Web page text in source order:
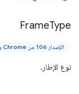
FrameType
الإصدار 106 من Chrome والإصدارات الأحدث
نوع الإطار.